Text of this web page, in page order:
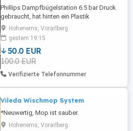
Phillips Dampfbügelstation 6.5 bar Druck
gebraucht, hat hinten ein Plastik
gebrochen, hat aber kein Einfluss aufs
Bügeln, rin Optisch. Funktioniert
Einwandfrei.
Hohenems, Vorarlberg
gestern 19:15
50.0 EUR
100.0 EUR
Verifizierte Telefonnummer
Vileda Wischmop System
*Neuwertig, Mop ist sauber.
Hohenems, Vorarlberg